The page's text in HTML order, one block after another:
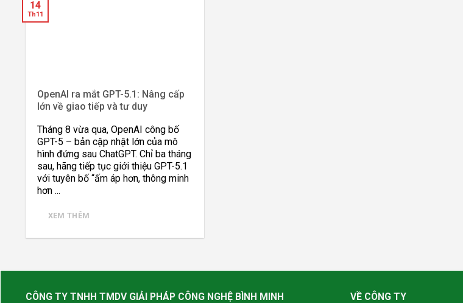
OpenAI ra mắt GPT-5.1: Nâng cấp
lớn về giao tiếp và tư duy
Tháng 8 vừa qua, OpenAI công bố
GPT-5 – bản cập nhật lớn của mô
hình đứng sau ChatGPT. Chỉ ba tháng
sau, hãng tiếp tục giới thiệu GPT-5.1
với tuyên bố “ấm áp hơn, thông minh
hơn ...
XEM THÊM
14
Th11
CÔNG TY TNHH TMDV GIẢI PHÁP CÔNG NGHỆ BÌNH MINH
VỀ CÔNG TY